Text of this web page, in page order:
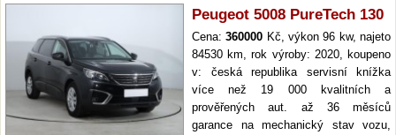
Peugeot 5008 PureTech 130
Cena:360000 Kč, výkon 96 kw, najeto
84530 km, rok výroby: 2020, koupeno
v: česká republika servisní knížka
více než 19 000 kvalitních a
prověřených aut. až 36 měsíců
garance na mechanický stav vozu,